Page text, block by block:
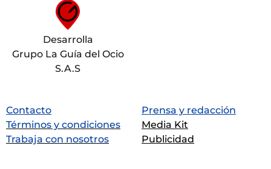
Desarrolla
Grupo La Guía del Ocio
S.A.S
Contacto
Términos y condiciones
Trabaja con nosotros
Prensa y redacción
Media Kit
Publicidad